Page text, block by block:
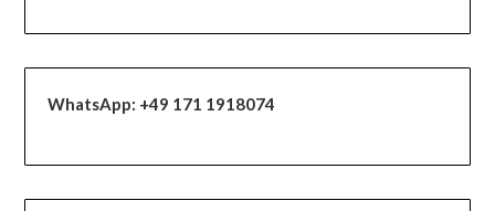
WhatsApp: +49 171 1918074